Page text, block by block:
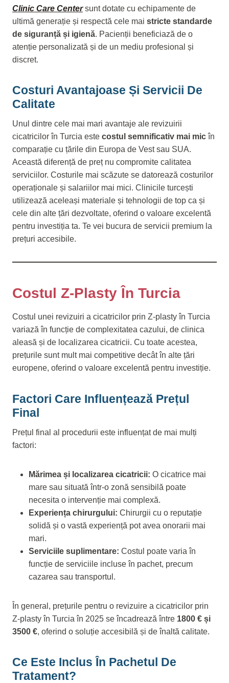
Clinic Care Centersunt dotate cu echipamente de
ultimă generație și respectă cele mai stricte standarde
de siguranță și igienă. Pacienții beneficiază de o
atenție personalizată și de un mediu profesional și
discret.
Costuri Avantajoase Și Servicii De
Calitate
Unul dintre cele mai mari avantaje ale revizuirii
cicatricilor în Turcia este costul semnificativ mai micîn
comparație cu țările din Europa de Vest sau SUA.
Această diferență de preț nu compromite calitatea
serviciilor. Costurile mai scăzute se datorează costurilor
operaționale și salariilor mai mici. Clinicile turcești
utilizează aceleași materiale și tehnologii de top ca și
cele din alte țări dezvoltate, oferind o valoare excelentă
pentru investiția ta. Te vei bucura de servicii premium la
prețuri accesibile.
Costul Z-Plasty În Turcia
Costul unei revizuiri a cicatricilor prin Z-plasty în Turcia
variază în funcție de complexitatea cazului, de clinica
aleasă și de localizarea cicatricii. Cu toate acestea,
prețurile sunt mult mai competitive decât în alte țări
europene, oferind o valoare excelentă pentru investiție.
Factori Care Influențează Prețul
Final
Prețul final al procedurii este influențat de mai mulți
factori:
Mărimea și localizarea cicatricii: O cicatrice mai
mare sau situată într-o zonă sensibilă poate
necesita o intervenție mai complexă.
Experiența chirurgului: Chirurgii cu o reputație
solidă și o vastă experiență pot avea onorarii mai
mari.
Serviciile suplimentare: Costul poate varia în
funcție de serviciile incluse în pachet, precum
cazarea sau transportul.
În general, prețurile pentru o revizuire a cicatricilor prin
Z-plasty în Turcia în 2025 se încadrează între 1800 € și
3500 €, oferind o soluție accesibilă și de înaltă calitate.
Ce Este Inclus În Pachetul De
Tratament?